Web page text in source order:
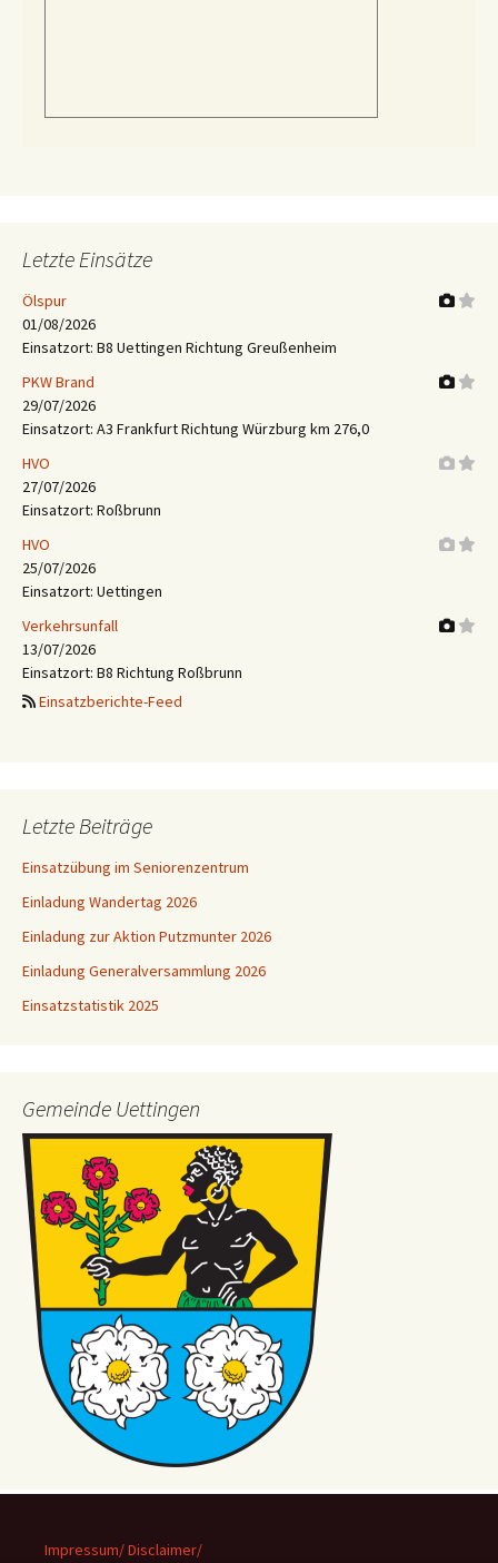
Letzte Einsätze
Ölspur
01/08/2026
Einsatzort: B8 Uettingen Richtung Greußenheim
PKW Brand
29/07/2026
Einsatzort: A3 Frankfurt Richtung Würzburg km 276,0
HVO
27/07/2026
Einsatzort: Roßbrunn
HVO
25/07/2026
Einsatzort: Uettingen
Verkehrsunfall
13/07/2026
Einsatzort: B8 Richtung Roßbrunn
Einsatzberichte-Feed
Letzte Beiträge
Einsatzübung im Seniorenzentrum
Einladung Wandertag 2026
Einladung zur Aktion Putzmunter 2026
Einladung Generalversammlung 2026
Einsatzstatistik 2025
Gemeinde Uettingen
Impressum/ Disclaimer/